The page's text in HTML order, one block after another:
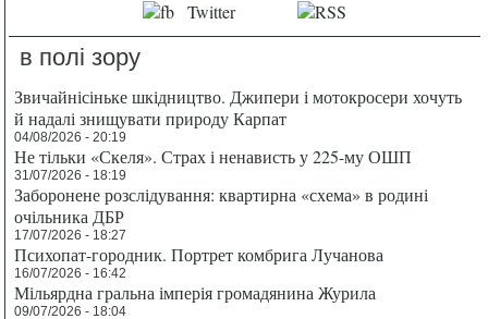
в полі зору
Звичайнісіньке шкідництво. Джипери і мотокросери хочуть
й надалі знищувати природу Карпат
04/08/2026 - 20:19
Не тільки «Скеля». Страх і ненависть у 225-му ОШП
31/07/2026 - 18:19
Заборонене розслідування: квартирна «схема» в родині
очільника ДБР
17/07/2026 - 18:27
Психопат-городник. Портрет комбрига Лучанова
16/07/2026 - 16:42
Мільярдна гральна імперія громадянина Журила
09/07/2026 - 18:04